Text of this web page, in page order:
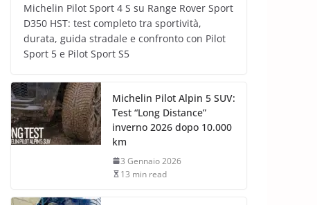
Michelin Pilot Sport 4 S su Range Rover Sport
D350 HST: test completo tra sportività,
durata, guida stradale e confronto con Pilot
Sport 5 e Pilot Sport S5
Michelin Pilot Alpin 5 SUV:
Test “Long Distance”
inverno 2026 dopo 10.000
km
3 Gennaio 2026
13 min read